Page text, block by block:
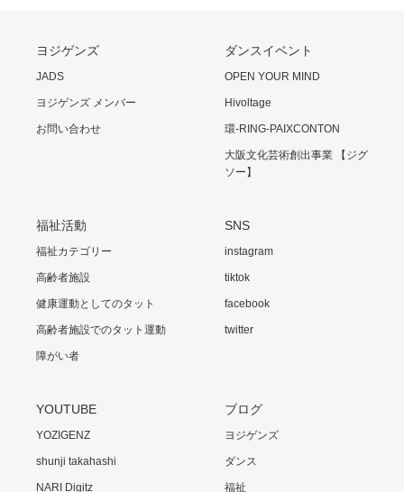
ヨジゲンズ
JADS
ヨジゲンズ メンバー
お問い合わせ
ダンスイベント
OPEN YOUR MIND
Hivoltage
環-RING-PAIXCONTON
大阪文化芸術創出事業 【ジグ
ソー】
福祉活動
福祉カテゴリー
高齢者施設
健康運動としてのタット
高齢者施設でのタット運動
障がい者
SNS
instagram
tiktok
facebook
twitter
YOUTUBE
YOZIGENZ
shunji takahashi
NARI Digitz
ブログ
ヨジゲンズ
ダンス
福祉